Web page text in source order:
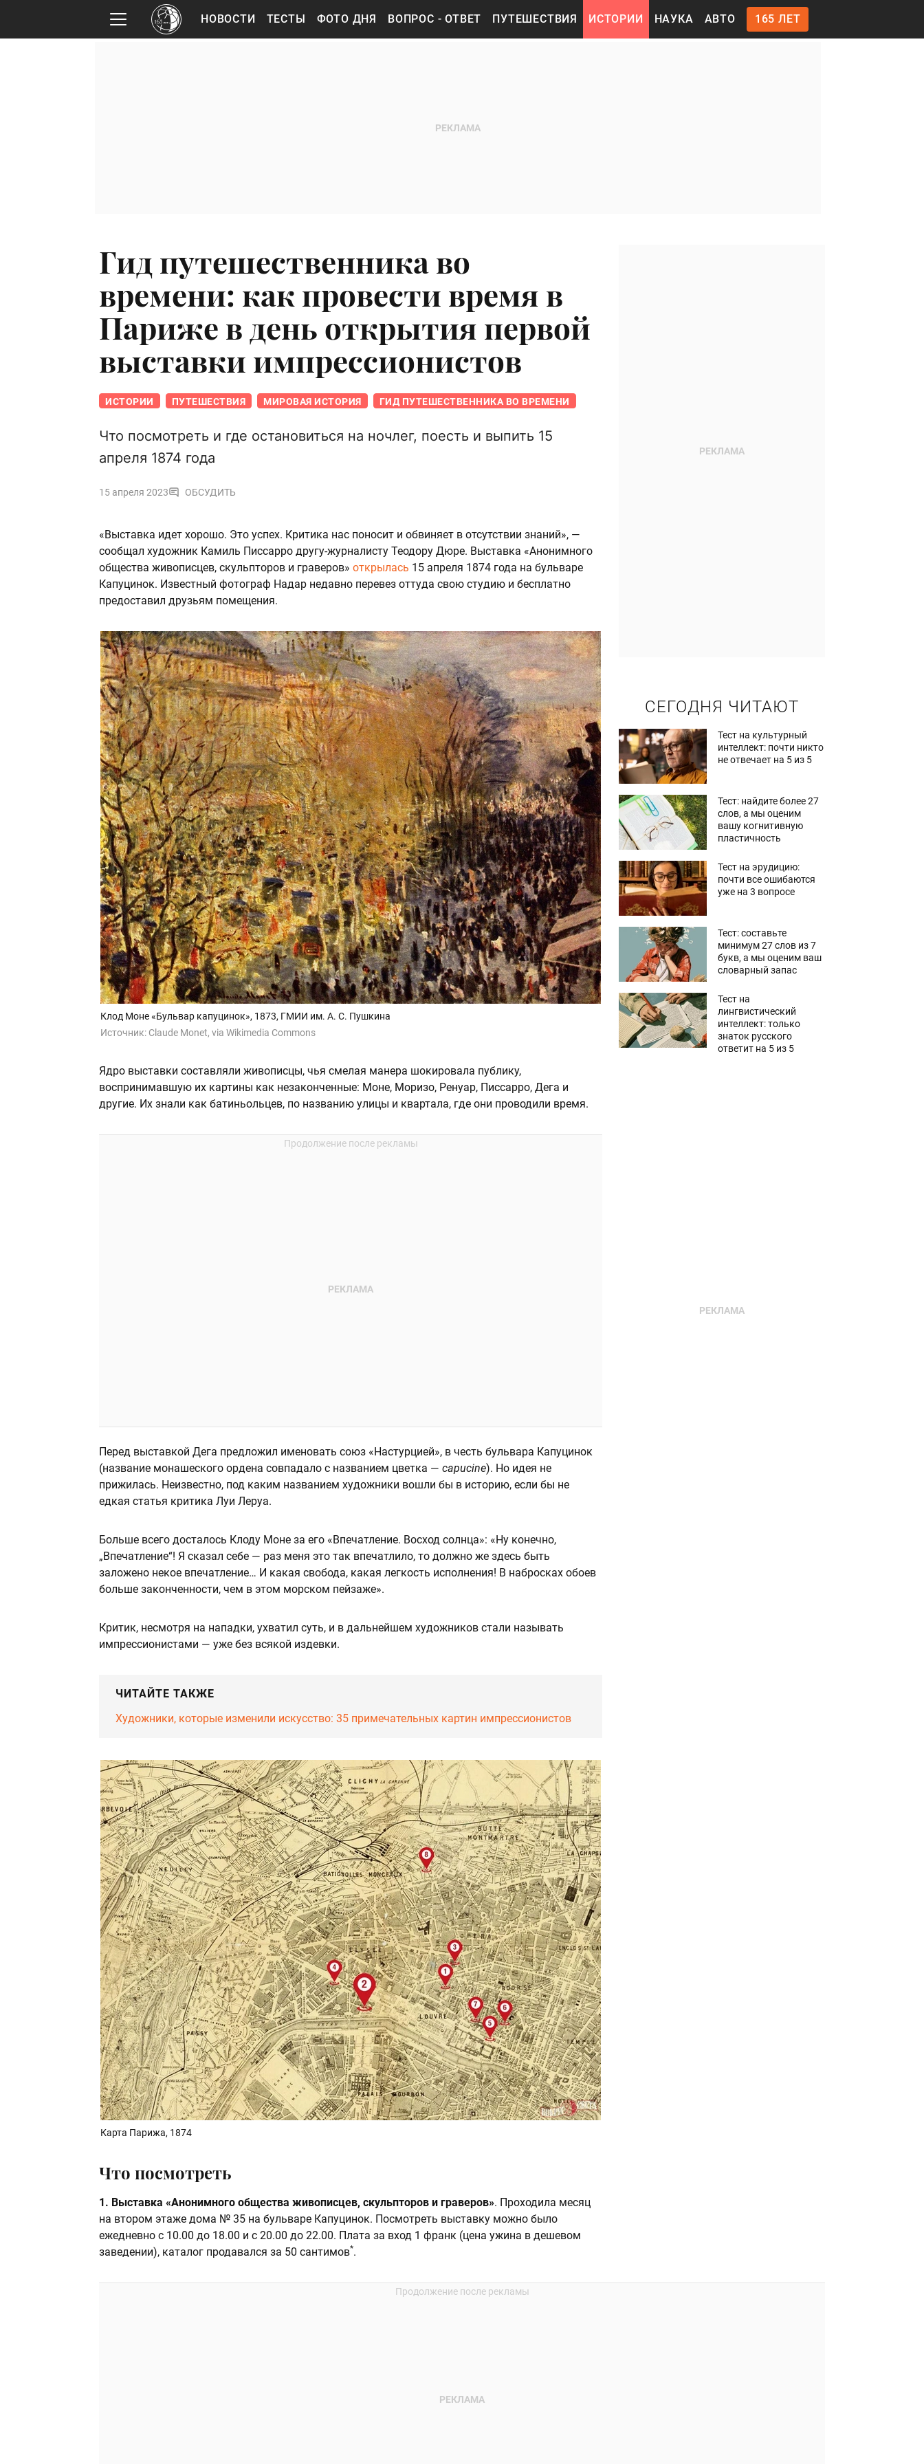
НОВОСТИ ТЕСТЫ ФОТО ДНЯ ВОПРОС - ОТВЕТ ПУТЕШЕСТВИЯ ИСТОРИИ НАУКА АВТО 165 ЛЕТ
Гид путешественника во
времени: как провести время в
Париже в день открытия первой
выставки импрессионистов
ИСТОРИИ ПУТЕШЕСТВИЯ МИРОВАЯ ИСТОРИЯ ГИД ПУТЕШЕСТВЕННИКА ВО ВРЕМЕНИ
Что посмотреть и где остановиться на ночлег, поесть и выпить 15
апреля 1874 года
15 апреля 2023 ОБСУДИТЬ
«Выставка идет хорошо. Это успех. Критика нас поносит и обвиняет в отсутствии знаний», —
сообщал художник Камиль Писсарро другу-журналисту Теодору Дюре. Выставка «Анонимного
общества живописцев, скульпторов и граверов» открылась 15 апреля 1874 года на бульваре
Капуцинок. Известный фотограф Надар недавно перевез оттуда свою студию и бесплатно
предоставил друзьям помещения.
Клод Моне «Бульвар капуцинок», 1873, ГМИИ им. А. С. Пушкина
Источник: Claude Monet, via Wikimedia Commons
Ядро выставки составляли живописцы, чья смелая манера шокировала публику,
воспринимавшую их картины как незаконченные: Моне, Моризо, Ренуар, Писсарро, Дега и
другие. Их знали как батиньольцев, по названию улицы и квартала, где они проводили время.
Перед выставкой Дега предложил именовать союз «Настурцией», в честь бульвара Капуцинок
(название монашеского ордена совпадало с названием цветка — capucine). Но идея не
прижилась. Неизвестно, под каким названием художники вошли бы в историю, если бы не
едкая статья критика Луи Леруа.
Больше всего досталось Клоду Моне за его «Впечатление. Восход солнца»: «Ну конечно,
„Впечатление“! Я сказал себе — раз меня это так впечатлило, то должно же здесь быть
заложено некое впечатление… И какая свобода, какая легкость исполнения! В набросках обоев
больше законченности, чем в этом морском пейзаже».
Критик, несмотря на нападки, ухватил суть, и в дальнейшем художников стали называть
импрессионистами — уже без всякой издевки.
ЧИТАЙТЕ ТАКЖЕ
Художники, которые изменили искусство: 35 примечательных картин импрессионистов
Карта Парижа, 1874
Что посмотреть
1. Выставка «Анонимного общества живописцев, скульпторов и граверов». Проходила месяц
на втором этаже дома № 35 на бульваре Капуцинок. Посмотреть выставку можно было
ежедневно с 10.00 до 18.00 и с 20.00 до 22.00. Плата за вход 1 франк (цена ужина в дешевом
заведении), каталог продавался за 50 сантимов*.
СЕГОДНЯ ЧИТАЮТ
Тест на культурный
интеллект: почти никто
не отвечает на 5 из 5
Тест: найдите более 27
слов, а мы оценим
вашу когнитивную
пластичность
Тест на эрудицию:
почти все ошибаются
уже на 3 вопросе
Тест: составьте
минимум 27 слов из 7
букв, а мы оценим ваш
словарный запас
Тест на
лингвистический
интеллект: только
знаток русского
ответит на 5 из 5